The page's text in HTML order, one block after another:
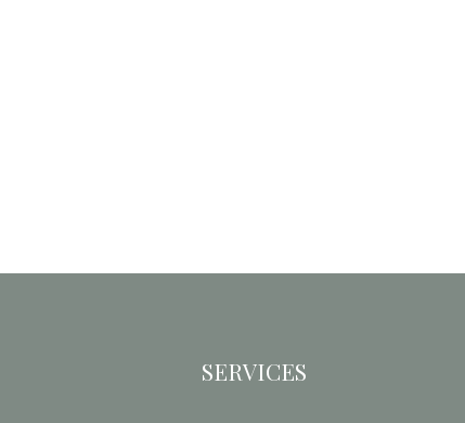
SERVICES